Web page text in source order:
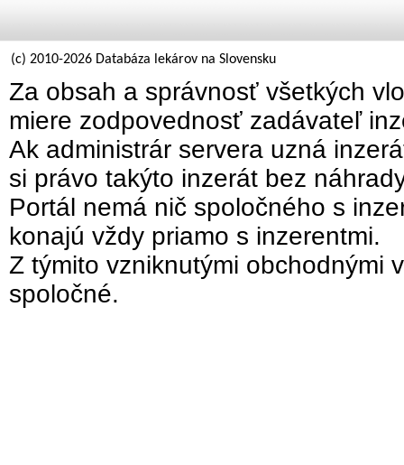
(c) 2010-2026 Databáza lekárov na Slovensku
Za obsah a správnosť všetkých
miere zodpovednosť zadávateľ
Ak administrár servera uzná
si právo takýto inzerát bez
Portál nemá nič spoločného s
konajú vždy priamo s inzerentmi.
Z týmito vzniknutými obchodnými
spoločné.